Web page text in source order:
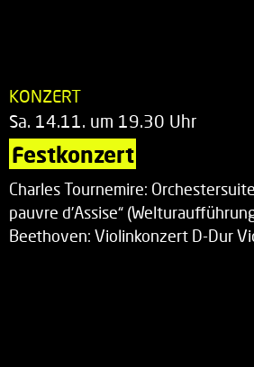
KONZERT
Sa. 14.11. um 19.30 Uhr
Festkonzert
Charles Tournemire:
pauvre d’Assise“
Beethoven: Violinkonzert D-Dur